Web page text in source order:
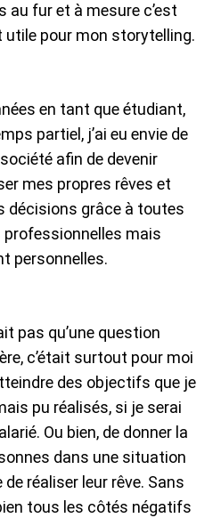
au fur et à mesure c’est
utile pour mon storytelling.
en tant que étudiant,
partiel, j’ai eu envie de
afin de devenir
mes propres rêves et
décisions grâce à toutes
professionnelles mais
personnelles.
pas qu’une question
c’était surtout pour moi
des objectifs que je
pu réalisés, si je serai
Ou bien, de donner la
dans une situation
réaliser leur rêve. Sans
tous les côtés négatifs